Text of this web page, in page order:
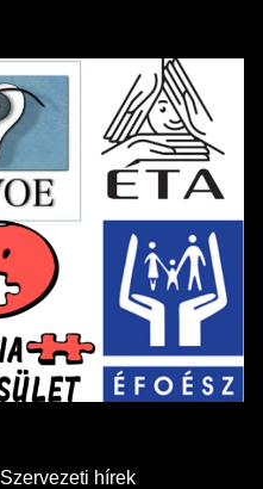
Szervezeti hírek